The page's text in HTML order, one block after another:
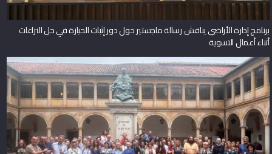
برنامج إدارة الأراضي يناقش رسالة ماجستير حول دور إثبات الحيازة في حل النزاعات
أثناء أعمال التسوية